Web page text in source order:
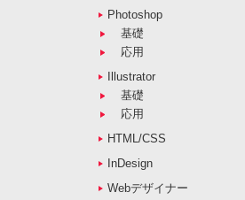
Photoshop
基礎
応用
Illustrator
基礎
応用
HTML/CSS
InDesign
Webデザイナー